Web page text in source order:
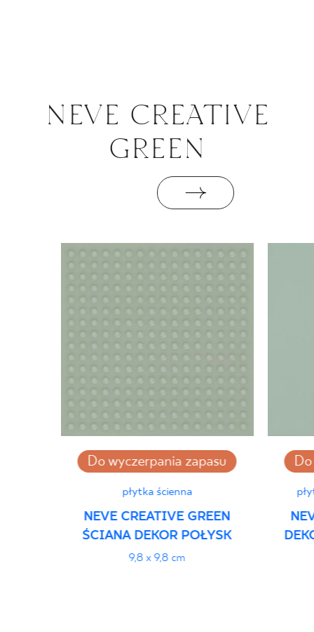
NEVE CRE­ATI­VE
GREEN
Do wyczerpania zapasu
płytka ścienna
NEVE CREATIVE GREEN
ŚCIANA DEKOR POŁYSK
9,8 x 9,8 cm